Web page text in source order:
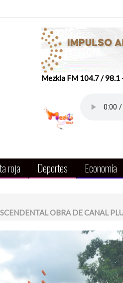
Mezkla FM 104.7 / 98.1
roja Deportes Economía
OBRA DE CANAL